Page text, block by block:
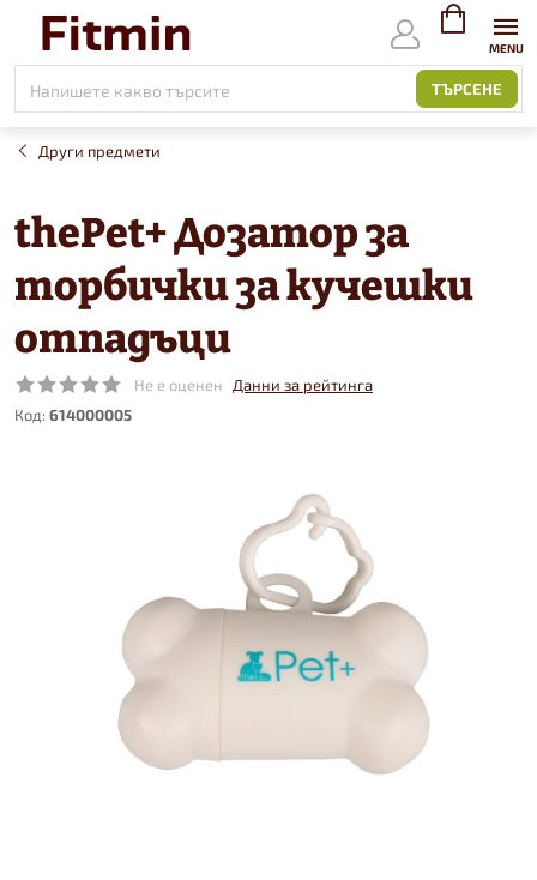
съдържанието
ТЪРСЕНЕ
ВИЖ
Други предмети
thePet+ Дозатор за
торбички за кучешки
отпадъци
Не е оценен
Данни за рейтинга
Код: 614000005